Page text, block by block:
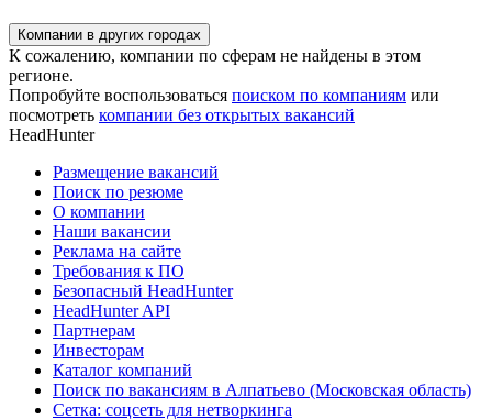
Компании в других городах
К сожалению, компании по сферам не найдены в этом
регионе.
Попробуйте воспользоваться поиском по компаниям или
посмотреть компании без открытых вакансий
HeadHunter
Размещение вакансий
Поиск по резюме
О компании
Наши вакансии
Реклама на сайте
Требования к ПО
Безопасный HeadHunter
HeadHunter API
Партнерам
Инвесторам
Каталог компаний
Поиск по вакансиям в Алпатьево (Московская область)
Сетка: соцсеть для нетворкинга